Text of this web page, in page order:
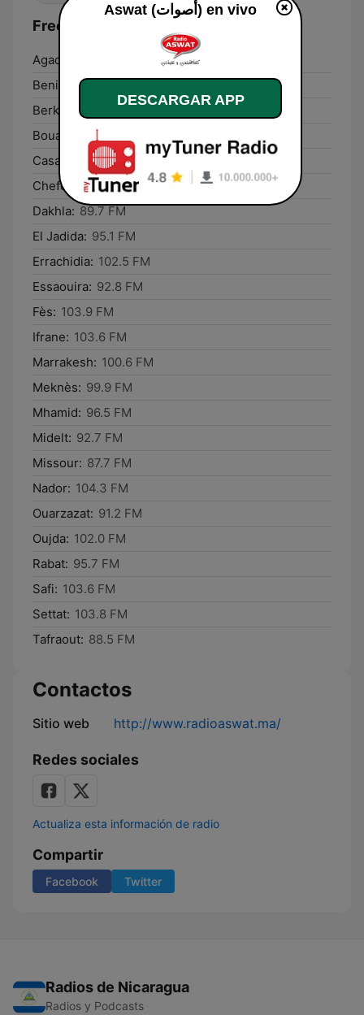
Agadir:
Beni Mellal: 94.0 FM
Berkane:
102.0 FM
Bouarfa:
89.1 FM
Casablanca: 104.3 FM
Chefchaouene: 105.9 FM
Dakhla: 89.7 FM
El Jadida: 95.1 FM
Errachidia: 102.5 FM
Essaouira: 92.8 FM
Fès: 103.9 FM
Ifrane: 103.6 FM
Marrakesh: 100.6 FM
Meknès: 99.9 FM
Mhamid: 96.5 FM
Midelt: 92.7 FM
Missour: 87.7 FM
Nador: 104.3 FM
Ouarzazat: 91.2 FM
Oujda: 102.0 FM
Rabat: 95.7 FM
Safi: 103.6 FM
Settat: 103.8 FM
Tafraout: 88.5 FM
Contactos
Sitio web http://www.radioaswat.ma/
Redes sociales
Actualiza esta información de radio
Compartir
Facebook Twitter
Radios de Nicaragua
Radios y Podcasts
Aswat (أصوات) en vivo
DESCARGAR APP